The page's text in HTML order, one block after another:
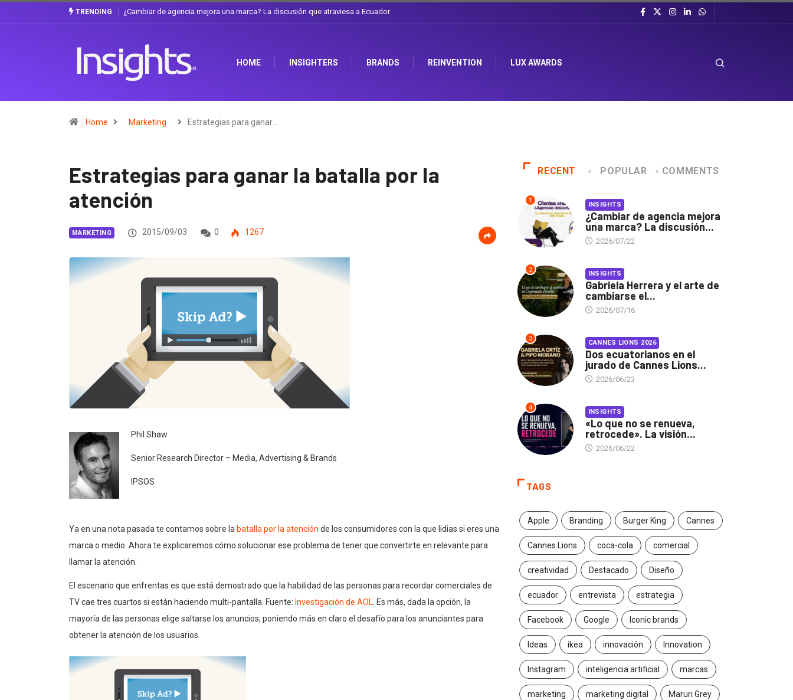
TRENDING Gabriela Herrera y el arte de cambiarse el sombrero en Corporación Favorita
HOME INSIGHTERS BRANDS REINVENTION LUX AWARDS
Home Marketing Estrategias para ganar…
Estrategias para ganar la batalla por la
atención
MARKETING 2015/09/03 0 1267
Phil Shaw
Senior Research Director – Media, Advertising & Brands
IPSOS
Ya en una nota pasada te contamos sobre la batalla por la atención de los consumidores con la que lidias si eres una
marca o medio. Ahora te explicaremos cómo solucionar ese problema de tener que convertirte en relevante para
llamar la atención.
El escenario que enfrentas es que está demostrado que la habilidad de las personas para recordar comerciales de
TV cae tres cuartos si están haciendo multi-pantalla. Fuente: Investigación de AOL. Es más, dada la opción, la
mayoría de las personas elige saltarse los anuncios, poniendo más en claro el desafío para los anunciantes para
obtener la atención de los usuarios.
RECENT POPULAR COMMENTS
1 INSIGHTS
¿Cambiar de agencia mejora
una marca? La discusión...
2026/07/22
2 INSIGHTS
Gabriela Herrera y el arte de
cambiarse el...
2026/07/16
3 CANNES LIONS 2026
Dos ecuatorianos en el
jurado de Cannes Lions...
2026/06/23
4 INSIGHTS
«Lo que no se renueva,
retrocede». La visión...
2026/06/22
TAGS
Apple Branding Burger King Cannes
Cannes Lions coca-cola comercial
creatividad Destacado Diseño
ecuador entrevista estrategia
Facebook Google Iconic brands
Ideas ikea innovación Innovation
Instagram inteligencia artificial marcas
marketing marketing digital Maruri Grey